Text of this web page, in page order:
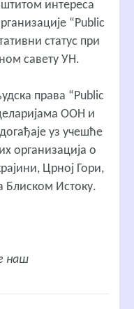
интереса
“Public
статус при
савету УН.
права “Public
ООН и
уз учешће
организација о
Црној Гори,
Блиском Истоку.
наш